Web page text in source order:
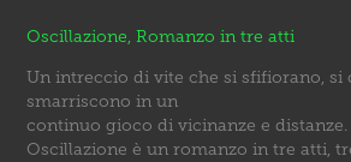
Oscillazione, Romanzo in tre atti
Un intreccio di vite che si sfifiorano, si
smarriscono in un
continuo gioco di vicinanze e distanze.
Oscillazione è un romanzo in tre atti,